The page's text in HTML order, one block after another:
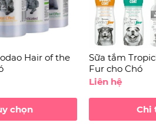
Hair of the
chọn
Sữa tắm
Fur cho Chó
Liên hệ
Chi